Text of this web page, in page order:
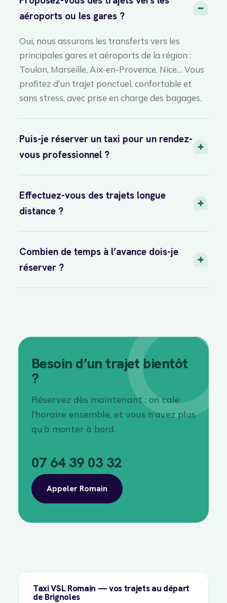
aéroports ou les gares ?
Oui, nous assurons les transferts vers les
principales gares et aéroports de la région :
Toulon, Marseille, Aix-en-Provence, Nice… Vous
profitez d’un trajet ponctuel, confortable et
sans stress, avec prise en charge des bagages.
Puis-je réserver un taxi pour un rendez-
vous professionnel ?
Effectuez-vous des trajets longue
distance ?
Combien de temps à l’avance dois-je
réserver ?
Besoin d’un trajet bientôt
?
Réservez dès maintenant : on cale
l’horaire ensemble, et vous n’avez plus
qu’à monter à bord.
07 64 39 03 32
Appeler Romain
Taxi VSL Romain — vos trajets au départ
de Brignoles